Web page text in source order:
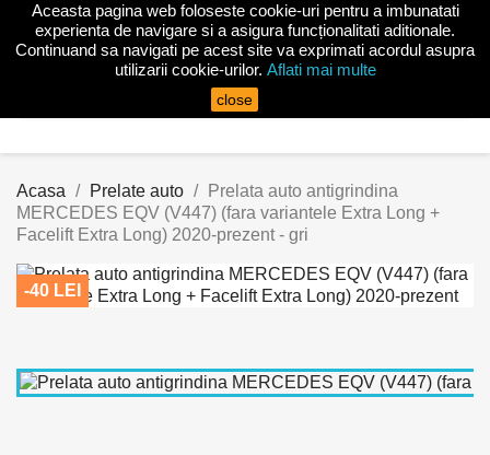
Acasa Prelate auto
Prelata auto antigrindina
MERCEDES EQV (V447) (fara variantele Extra Long +
Facelift Extra Long) 2020-prezent - gri
-40 LEI
Aceasta pagina web foloseste cookie-uri pentru a imbunatati
experienta de navigare si a asigura funcționalitati aditionale.
Continuand sa navigati pe acest site va exprimati acordul asupra
utilizarii cookie-urilor. Aflati mai multe
close